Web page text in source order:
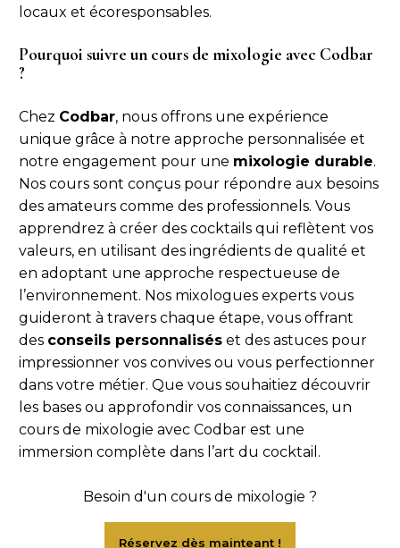
locaux et écoresponsables.
Pourquoi suivre un cours de mixologie avec Codbar
?
Chez Codbar, nous offrons une expérience
unique grâce à notre approche personnalisée et
notre engagement pour une mixologie durable.
Nos cours sont conçus pour répondre aux besoins
des amateurs comme des professionnels. Vous
apprendrez à créer des cocktails qui reflètent vos
valeurs, en utilisant des ingrédients de qualité et
en adoptant une approche respectueuse de
l’environnement. Nos mixologues experts vous
guideront à travers chaque étape, vous offrant
des conseils personnalisés et des astuces pour
impressionner vos convives ou vous perfectionner
dans votre métier. Que vous souhaitiez découvrir
les bases ou approfondir vos connaissances, un
cours de mixologie avec Codbar est une
immersion complète dans l’art du cocktail.
Besoin d'un cours de mixologie ?